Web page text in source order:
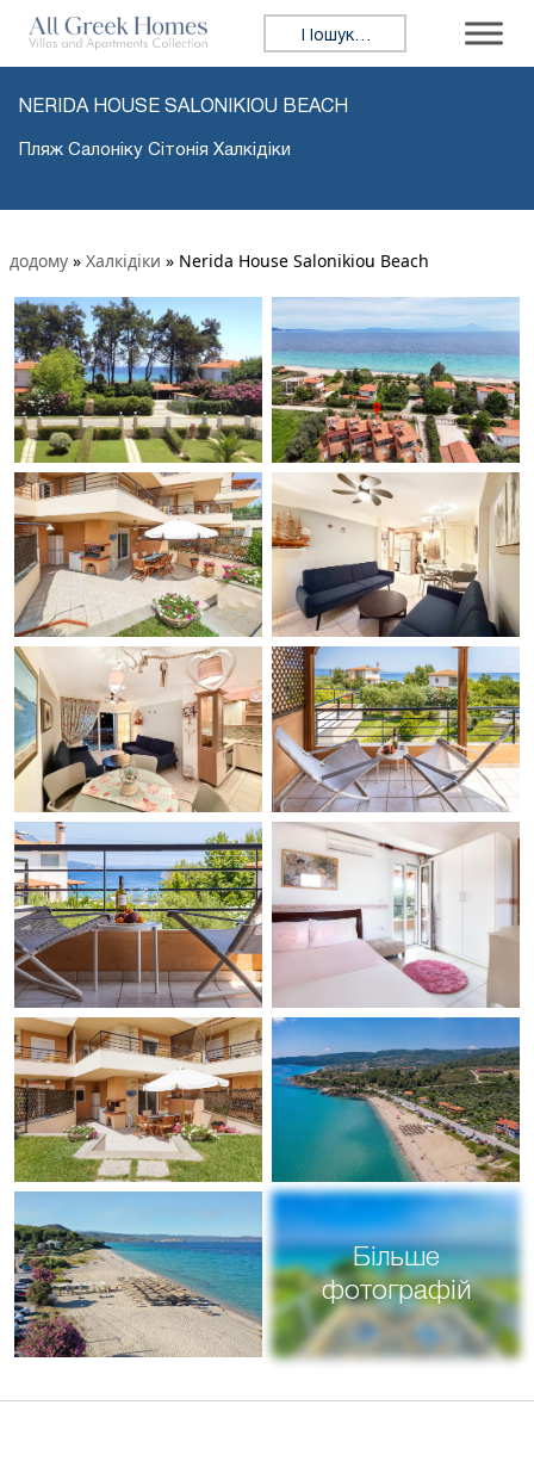
Пошук:
NERIDA HOUSE SALONIKIOU BEACH
Пляж Салоніку Сітонія Халкідіки
додому » Халкідіки » Nerida House Salonikiou Beach
Більше
фотографій